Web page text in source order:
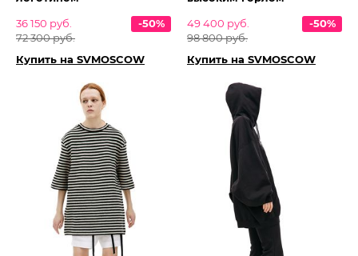
36 150 руб.
72 300 руб.
-50%
Купить на SVMOSCOW
49 400 руб.
98 800 руб.
-50%
Купить на SVMOSCOW